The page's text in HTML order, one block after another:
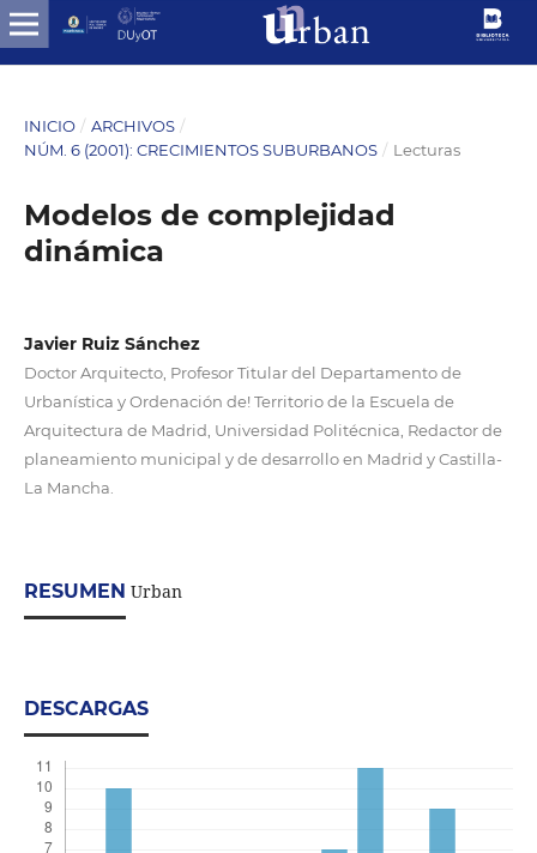
INICIO / ARCHIVOS /
NÚM. 6 (2001): CRECIMIENTOS SUBURBANOS / Lecturas
Modelos de complejidad
dinámica
Javier Ruiz Sánchez
Doctor Arquitecto, Profesor Titular del Departamento de
Urbanística y Ordenación de! Territorio de la Escuela de
Arquitectura de Madrid, Universidad Politécnica, Redactor de
planeamiento municipal y de desarrollo en Madrid y Castilla-
La Mancha.
RESUMEN Urban
DESCARGAS